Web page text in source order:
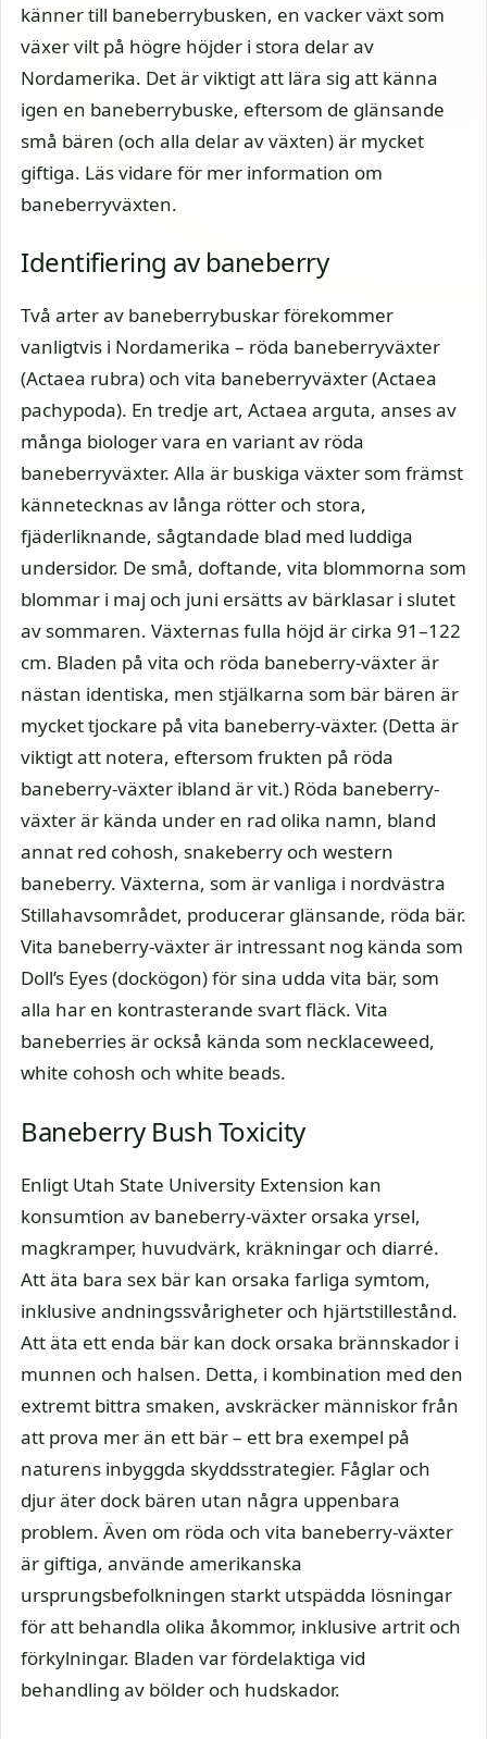
känner till baneberrybusken, en vacker växt som
växer vilt på högre höjder i stora delar av
Nordamerika. Det är viktigt att lära sig att känna
igen en baneberrybuske, eftersom de glänsande
små bären (och alla delar av växten) är mycket
giftiga. Läs vidare för mer information om
baneberryväxten.
Identifiering av baneberry
Två arter av baneberrybuskar förekommer
vanligtvis i Nordamerika – röda baneberryväxter
(Actaea rubra) och vita baneberryväxter (Actaea
pachypoda). En tredje art, Actaea arguta, anses av
många biologer vara en variant av röda
baneberryväxter. Alla är buskiga växter som främst
kännetecknas av långa rötter och stora,
fjäderliknande, sågtandade blad med luddiga
undersidor. De små, doftande, vita blommorna som
blommar i maj och juni ersätts av bärklasar i slutet
av sommaren. Växternas fulla höjd är cirka 91–122
cm. Bladen på vita och röda baneberry-växter är
nästan identiska, men stjälkarna som bär bären är
mycket tjockare på vita baneberry-växter. (Detta är
viktigt att notera, eftersom frukten på röda
baneberry-växter ibland är vit.) Röda baneberry-
växter är kända under en rad olika namn, bland
annat red cohosh, snakeberry och western
baneberry. Växterna, som är vanliga i nordvästra
Stillahavsområdet, producerar glänsande, röda bär.
Vita baneberry-växter är intressant nog kända som
Doll’s Eyes (dockögon) för sina udda vita bär, som
alla har en kontrasterande svart fläck. Vita
baneberries är också kända som necklaceweed,
white cohosh och white beads.
Baneberry Bush Toxicity
Enligt Utah State University Extension kan
konsumtion av baneberry-växter orsaka yrsel,
magkramper, huvudvärk, kräkningar och diarré.
Att äta bara sex bär kan orsaka farliga symtom,
inklusive andningssvårigheter och hjärtstillestånd.
Att äta ett enda bär kan dock orsaka brännskador i
munnen och halsen. Detta, i kombination med den
extremt bittra smaken, avskräcker människor från
att prova mer än ett bär – ett bra exempel på
naturens inbyggda skyddsstrategier. Fåglar och
djur äter dock bären utan några uppenbara
problem. Även om röda och vita baneberry-växter
är giftiga, använde amerikanska
ursprungsbefolkningen starkt utspädda lösningar
för att behandla olika åkommor, inklusive artrit och
förkylningar. Bladen var fördelaktiga vid
behandling av bölder och hudskador.